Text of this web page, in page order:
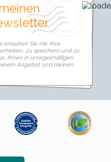
erlauben Sie mir, Ihre
zu speichern und zu
Ihnen in unregelmäßigen
Angebot und meinen